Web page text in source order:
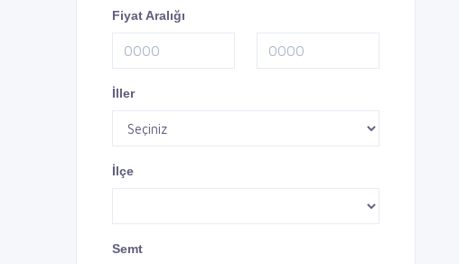
Fiyat Aralığı
İller
İlçe
Semt